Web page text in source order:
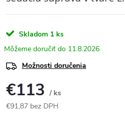
Skladom 1 ks
11.8.2026
Možnosti doručenia
€113 / ks
€91,87 bez DPH